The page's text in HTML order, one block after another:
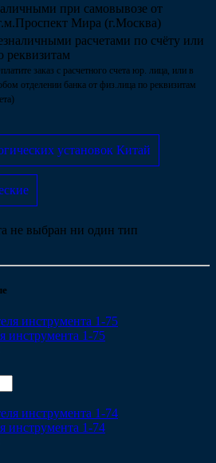
при самовывозе от
Мира (г.Москва)
расчетами по счёту или
реквизитам
заказ с расчетного счета юр. лица, или в
отделении банка от физ.лица по реквизитам
установок Китай
не выбран ни один тип
инструмента 1-75
инструмента 1-74